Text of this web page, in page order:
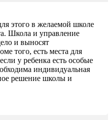
этого в желаемой школе
Школа и управление
и выносят
того, есть места для
у ребенка есть особые
индивидуальная
решение школы и